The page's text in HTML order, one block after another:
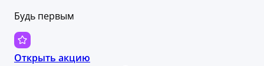
Будь первым
Открыть акцию